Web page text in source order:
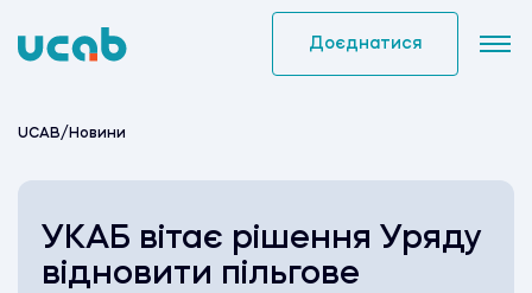
to
Доєднатися
UCAB/ Новини
УКАБ вітає рішення Уряду
відновити пільгове